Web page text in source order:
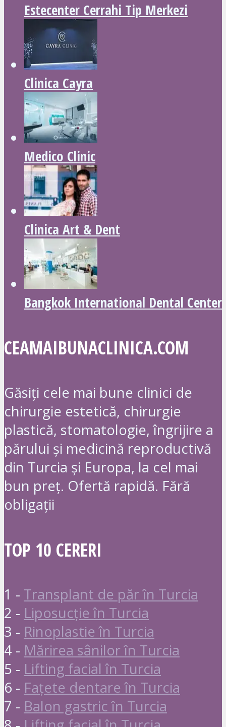
Estecenter Cerrahi Tip Merkezi
Clinica Cayra
Medico Clinic
Clinica Art & Dent
Bangkok International Dental Center
CEAMAIBUNACLINICA.COM
Găsiți cele mai bune clinici de
chirurgie estetică, chirurgie
plastică, stomatologie, îngrijire a
părului și medicină reproductivă
din Turcia și Europa, la cel mai
bun preț. Ofertă rapidă. Fără
obligații
TOP 10 CERERI
1 - Transplant de păr în Turcia
2 - Liposucție în Turcia
3 - Rinoplastie în Turcia
4 - Mărirea sânilor în Turcia
5 - Lifting facial în Turcia
6 - Fațete dentare în Turcia
7 - Balon gastric în Turcia